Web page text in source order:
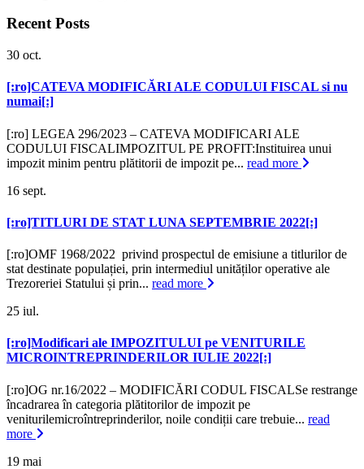
Recent Posts
30 oct.
[:ro]CATEVA MODIFICĂRI ALE CODULUI FISCAL si nu
numai[:]
[:ro] LEGEA 296/2023 – CATEVA MODIFICARI ALE
CODULUI FISCALIMPOZITUL PE PROFIT:Instituirea unui
impozit minim pentru plătitorii de impozit pe... read more
16 sept.
[:ro]TITLURI DE STAT LUNA SEPTEMBRIE 2022[:]
[:ro]OMF 1968/2022 privind prospectul de emisiune a titlurilor de
stat destinate populației, prin intermediul unităților operative ale
Trezoreriei Statului și prin... read more
25 iul.
[:ro]Modificari ale IMPOZITULUI pe VENITURILE
MICROINTREPRINDERILOR IULIE 2022[:]
[:ro]OG nr.16/2022 – MODIFICĂRI CODUL FISCALSe restrange
încadrarea în categoria plătitorilor de impozit pe
veniturilemicroîntreprinderilor, noile condiții care trebuie... read
more
19 mai